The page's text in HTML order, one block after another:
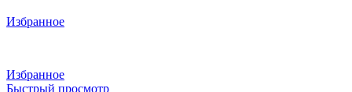
Избранное
Избранное
Быстрый просмотр